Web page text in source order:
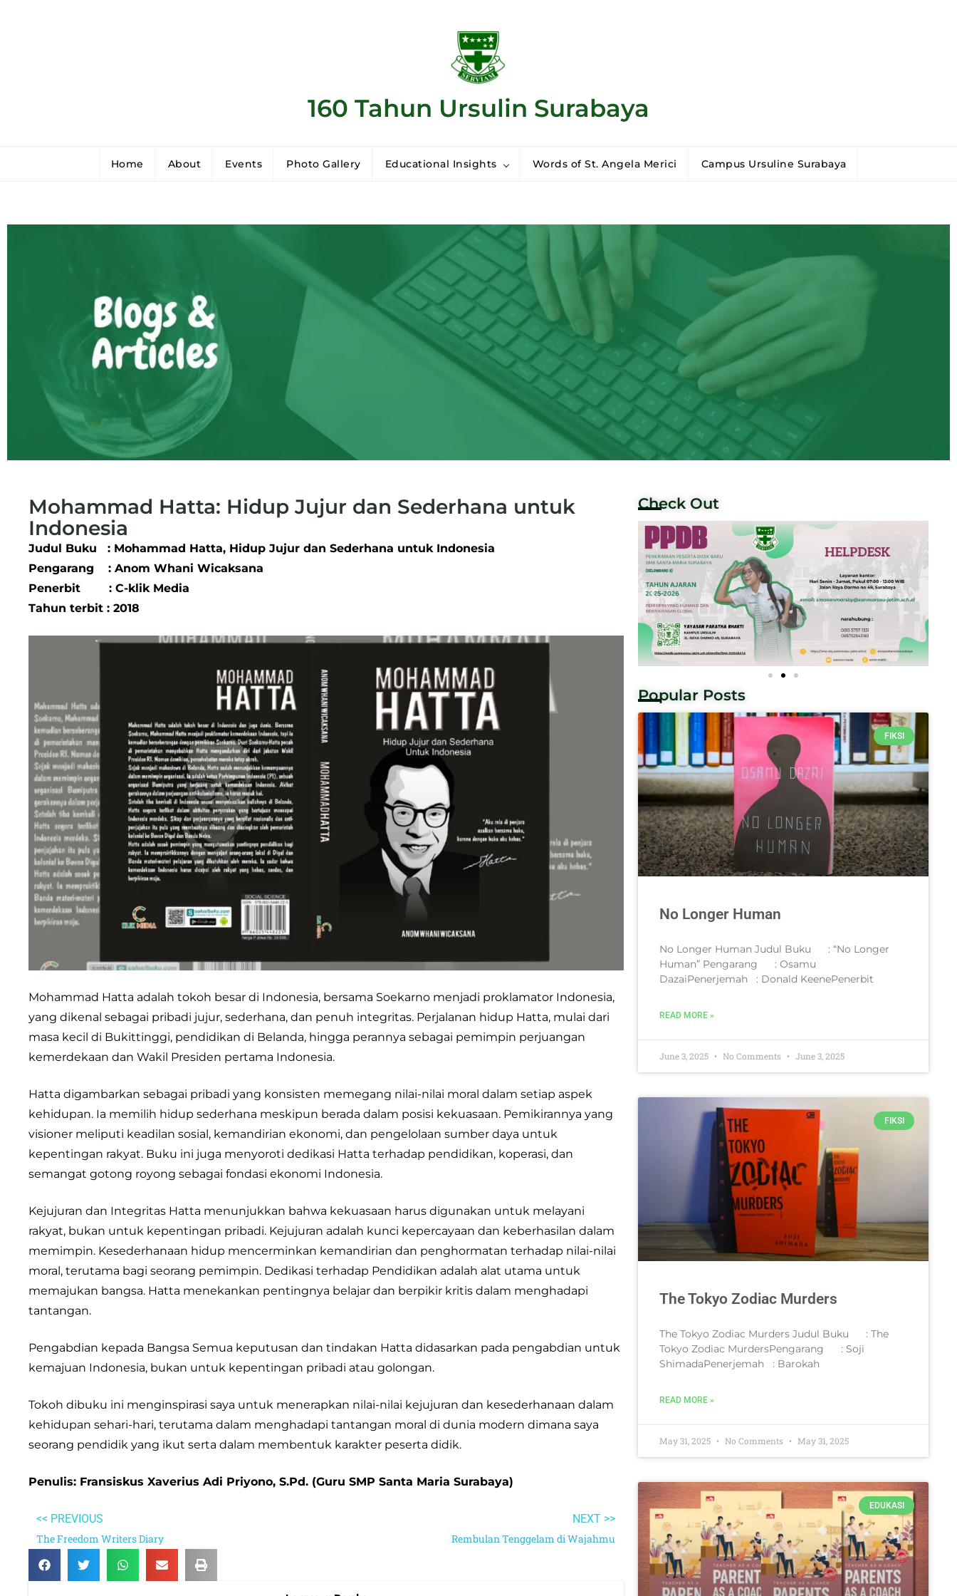
160 Tahun Ursulin Surabaya
Home About Events Photo Gallery Educational Insights Words of St. Angela Merici Campus Ursuline Surabaya
Mohammad Hatta: Hidup Jujur dan Sederhana untuk
Indonesia
Judul Buku : Mohammad Hatta, Hidup Jujur dan Sederhana untuk Indonesia
Pengarang : Anom Whani Wicaksana
Penerbit : C-klik Media
Tahun terbit : 2018
Mohammad Hatta adalah tokoh besar di Indonesia, bersama Soekarno menjadi proklamator Indonesia,
yang dikenal sebagai pribadi jujur, sederhana, dan penuh integritas. Perjalanan hidup Hatta, mulai dari
masa kecil di Bukittinggi, pendidikan di Belanda, hingga perannya sebagai pemimpin perjuangan
kemerdekaan dan Wakil Presiden pertama Indonesia.
Hatta digambarkan sebagai pribadi yang konsisten memegang nilai-nilai moral dalam setiap aspek
kehidupan. Ia memilih hidup sederhana meskipun berada dalam posisi kekuasaan. Pemikirannya yang
visioner meliputi keadilan sosial, kemandirian ekonomi, dan pengelolaan sumber daya untuk
kepentingan rakyat. Buku ini juga menyoroti dedikasi Hatta terhadap pendidikan, koperasi, dan
semangat gotong royong sebagai fondasi ekonomi Indonesia.
Kejujuran dan Integritas Hatta menunjukkan bahwa kekuasaan harus digunakan untuk melayani
rakyat, bukan untuk kepentingan pribadi. Kejujuran adalah kunci kepercayaan dan keberhasilan dalam
memimpin. Kesederhanaan hidup mencerminkan kemandirian dan penghormatan terhadap nilai-nilai
moral, terutama bagi seorang pemimpin. Dedikasi terhadap Pendidikan adalah alat utama untuk
memajukan bangsa. Hatta menekankan pentingnya belajar dan berpikir kritis dalam menghadapi
tantangan.
Pengabdian kepada Bangsa Semua keputusan dan tindakan Hatta didasarkan pada pengabdian untuk
kemajuan Indonesia, bukan untuk kepentingan pribadi atau golongan.
Tokoh dibuku ini menginspirasi saya untuk menerapkan nilai-nilai kejujuran dan kesederhanaan dalam
kehidupan sehari-hari, terutama dalam menghadapi tantangan moral di dunia modern dimana saya
seorang pendidik yang ikut serta dalam membentuk karakter peserta didik.
Penulis: Fransiskus Xaverius Adi Priyono, S.Pd. (Guru SMP Santa Maria Surabaya)
<< PREVIOUS
The Freedom Writers Diary
NEXT >>
Rembulan Tenggelam di Wajahmu
Check Out
Popular Posts
FIKSI
No Longer Human
No Longer Human Judul Buku : “No Longer
Human” Pengarang : Osamu
DazaiPenerjemah : Donald KeenePenerbit
READ MORE »
June 3, 2025 No Comments June 3, 2025
FIKSI
The Tokyo Zodiac Murders
The Tokyo Zodiac Murders Judul Buku : The
Tokyo Zodiac MurdersPengarang : Soji
ShimadaPenerjemah : Barokah
READ MORE »
May 31, 2025 No Comments May 31, 2025
EDUKASI